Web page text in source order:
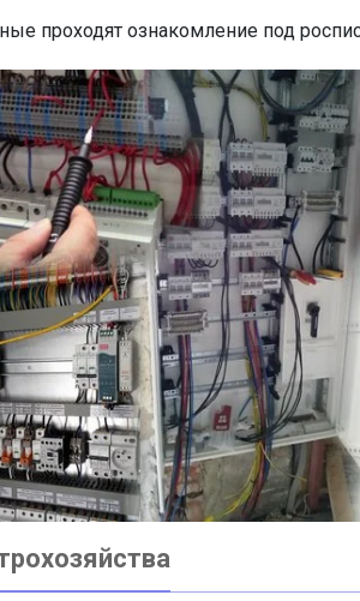
проходят ознакомление под